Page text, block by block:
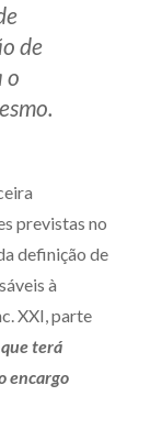
de
o
previstas no
definição de
à
XXI, parte
terá
encargo